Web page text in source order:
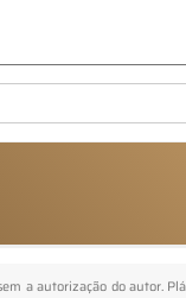
a autorização do autor.